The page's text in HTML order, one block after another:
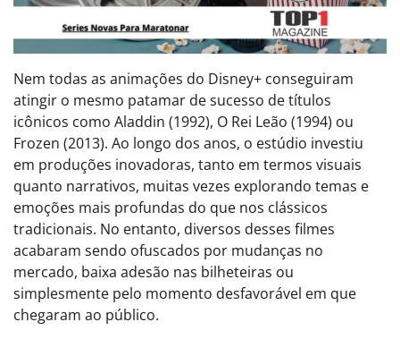
Nem todas as animações do Disney+ conseguiram
atingir o mesmo patamar de sucesso de títulos
icônicos como Aladdin (1992), O Rei Leão (1994) ou
Frozen (2013). Ao longo dos anos, o estúdio investiu
em produções inovadoras, tanto em termos visuais
quanto narrativos, muitas vezes explorando temas e
emoções mais profundas do que nos clássicos
tradicionais. No entanto, diversos desses filmes
acabaram sendo ofuscados por mudanças no
mercado, baixa adesão nas bilheteiras ou
simplesmente pelo momento desfavorável em que
chegaram ao público.